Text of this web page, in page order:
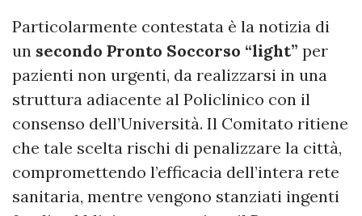
Particolarmente contestata è la notizia di
un secondo Pronto Soccorso “light” per
pazienti non urgenti, da realizzarsi in una
struttura adiacente al Policlinico con il
consenso dell’Università. Il Comitato ritiene
che tale scelta rischi di penalizzare la città,
compromettendo l’efficacia dell’intera rete
sanitaria, mentre vengono stanziati ingenti